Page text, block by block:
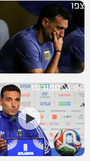
צפו
4:00, ספורט1